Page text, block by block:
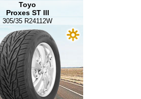
Toyo
Proxes ST III
305/35 R24112W